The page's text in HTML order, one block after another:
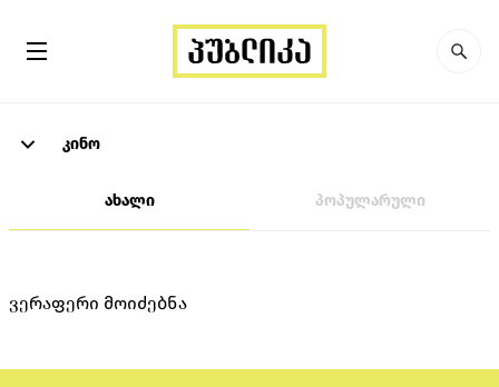
კინო
ახალი პოპულარული
ვერაფერი მოიძებნა